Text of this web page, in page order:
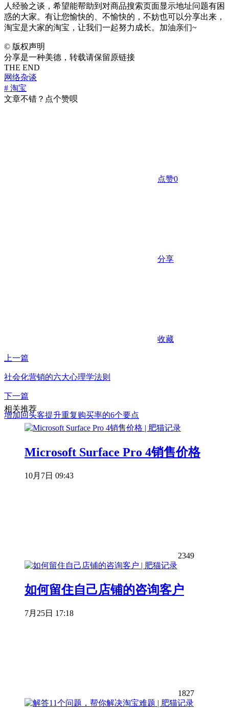
人经验之谈，希望能帮助到对商品搜索页面显示地址问题有困
惑的大家。有让您愉快的、不愉快的，不妨也可以分享出来，
淘宝是大家的淘宝，让我们一起努力成长。加油亲们~
© 版权声明
分享是一种美德，转载请保留原链接
THE END
网络杂谈
# 淘宝
文章不错？点个赞呗
点赞0
分享
收藏
上一篇
社会化营销的六大心理学法则
下一篇
增加回头客提升重复购买率的6个要点
相关推荐
Microsoft Surface Pro 4销售价格
10月7日 09:43
2349
如何留住自己店铺的咨询客户
7月25日 17:18
1827